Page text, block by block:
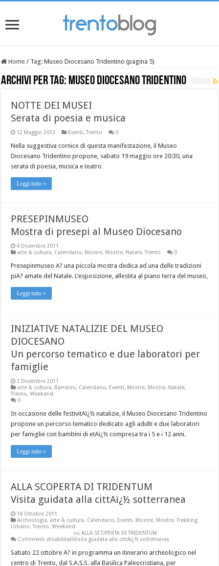
Home / Tag:Museo Diocesano Tridentino (pagina 5)
Archivi per tag: Museo Diocesano Tridentino
NOTTE DEI MUSEI
Serata di poesia e musica
12 Maggio 2012 Eventi,Trento 0
Nella suggestiva cornice di questa manifestazione, il Museo
Diocesano Tridentino propone, sabato 19 maggio ore 20:30, una
serata di poesia, musica e teatro
Leggi tutto »
PRESEPINMUSEO
Mostra di presepi al Museo Diocesano
4 Dicembre 2011
arte & cultura, Calendario, Mostre, Mostre, Natale,Trento 0
Presepinmuseo A? una piccola mostra dedica ad una delle tradizioni
piA? amate del Natale. L’esposizione, allestita al piano terra del museo,
Leggi tutto »
INIZIATIVE NATALIZIE DEL MUSEO
DIOCESANO
Un percorso tematico e due laboratori per
famiglie
3 Dicembre 2011
arte & cultura, Bambini, Calendario, Eventi, Mostre, Mostre, Natale,
Trento,Weekend
0
In occasione delle festivitAï¿½ natalizie, il Museo Diocesano Tridentino
propone un percorso tematico dedicato agli adulti e due laboratori
per famiglie con bambini di etAï¿½ compresa tra i 5 e i 12 anni.
Leggi tutto »
ALLA SCOPERTA DI TRIDENTUM
Visita guidata alla cittAï¿½ sotterranea
18 Ottobre 2011
Archeologia, arte & cultura, Calendario, Eventi, Mostre, Mostre,Trekking
Urbano,Trento,Weekend
Commenti disabilitati
su ALLA SCOPERTA DI TRIDENTUM
Visita guidata alla cittAï¿½ sotterranea
Sabato 22 ottobre A? in programma un itinerario archeologico nel
centro di Trento, dal S.A.S.S. alla Basilica Paleocristiana, per